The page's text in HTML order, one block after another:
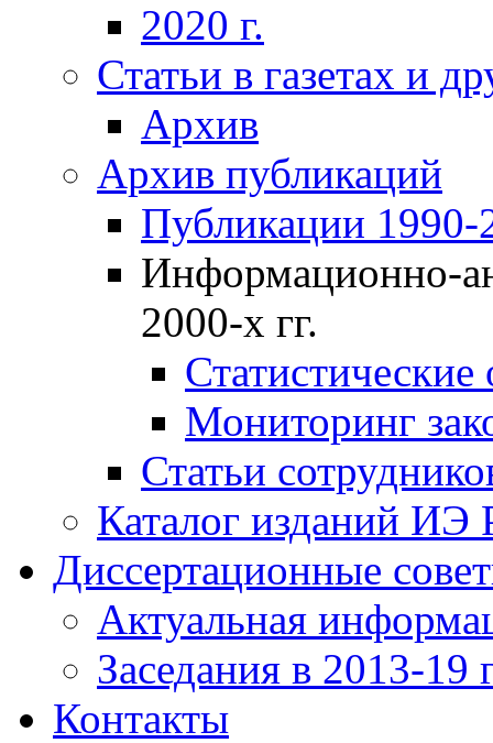
2020 г.
Статьи в газетах и
Архив
Архив публикаций
Публикации 1990-
Информационно-
2000-х гг.
Мониторинг
Статьи
Каталог изданий ИЭ
Диссертационные
Актуальная
Заседания в 2013-19
Контакты